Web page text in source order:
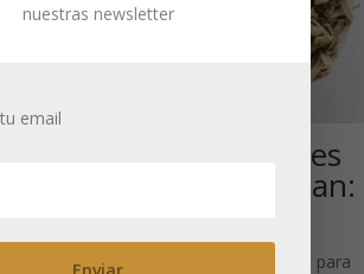
–
erh
Brotes Silvestres
de Té de Yunnan:
Necesitas estar registrado para
nuestras newsletter
email